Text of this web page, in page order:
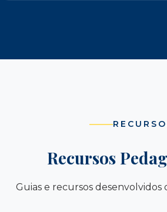
Recursos
Guias e recursos